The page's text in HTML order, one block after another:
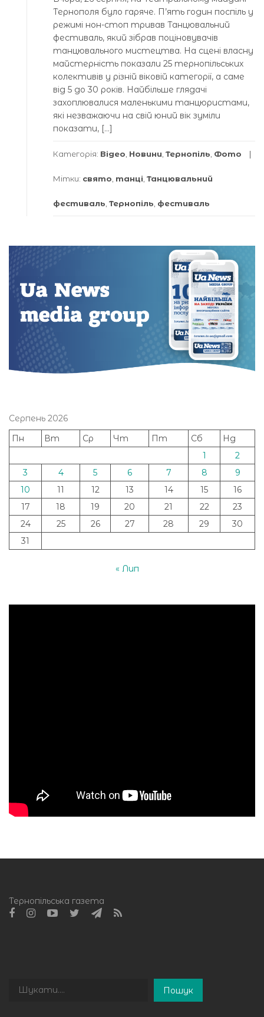
Тернополя було гаряче. П’ять годин поспіль у
режимі нон-стоп тривав Танцювальний
фестиваль, який зібрав поціновувачів
танцювального мистецтва. На сцені власну
майстерність показали 25 тернопільських
колективів у різній віковій категорії, а саме
від 5 до 30 років. Найбільше глядачі
захоплювалися маленькими танцюристами,
які незважаючи на свій юний вік зуміли
показати, […]
Категорія: Відео, Новини, Тернопіль, Фото
Мітки: свято, танці, Танцювальний
фестиваль, Тернопіль, фестиваль
Серпень 2026
Пн
Вт Ср Чт Пт Сб
Нд
1
2
3
4 5 6 7 8
9
10
11 12 13 14 15
16
17
18 19 20 21 22
23
24
25 26 27 28 29
30
31
« Лип
Тернопільська газета
Пошук
Пошук